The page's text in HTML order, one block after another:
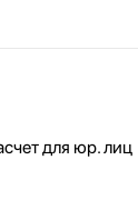
для юр. лиц